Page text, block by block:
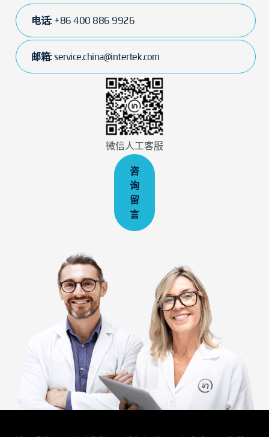
电话: +86 400 886 9926
邮箱:service.china@intertek.com
微信人工客服
咨
询
留
言